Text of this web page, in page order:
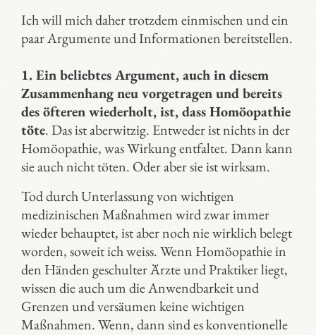
Ich will mich daher trotzdem einmischen und ein
paar Argumente und Informationen bereitstellen.
1. Ein beliebtes Argument, auch in diesem
Zusammenhang neu vorgetragen und bereits
des öfteren wiederholt, ist, dass Homöopathie
töte. Das ist aberwitzig. Entweder ist nichts in der
Homöopathie, was Wirkung entfaltet. Dann kann
sie auch nicht töten. Oder aber sie ist wirksam.
Tod durch Unterlassung von wichtigen
medizinischen Maßnahmen wird zwar immer
wieder behauptet, ist aber noch nie wirklich belegt
worden, soweit ich weiss. Wenn Homöopathie in
den Händen geschulter Ärzte und Praktiker liegt,
wissen die auch um die Anwendbarkeit und
Grenzen und versäumen keine wichtigen
Maßnahmen. Wenn, dann sind es konventionelle